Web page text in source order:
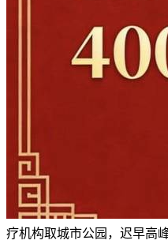
疗机构取城市公园，迟早高